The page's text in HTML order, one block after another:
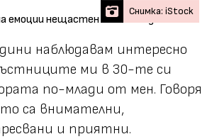
Снимка: iStock
наблюдавам интересно
ми в 30-те си
по-млади от мен. Говоря
са внимателни,
и приятни.